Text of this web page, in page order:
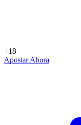
+18
Apostar Ahora